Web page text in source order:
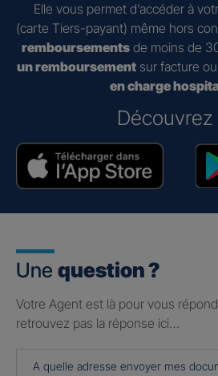
Elle vous permet d’accéder à
(carte Tiers-payant) même hors
remboursementsde moins de
un remboursement sur facture
en charge
Découvrez
Une question ?
Votre Agent est là pour vous
retrouvez pas la réponse ici…
A quelle adresse envoyer mes